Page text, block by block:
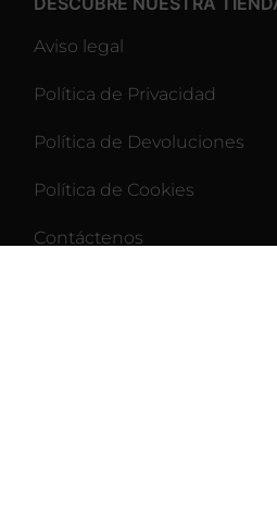
Aviso legal
Política de Privacidad
Política de Devoluciones
Política de Cookies
Contáctenos